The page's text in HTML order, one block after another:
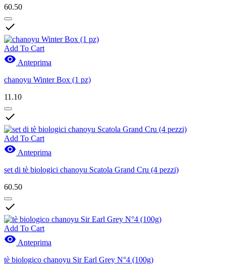
60.50

Add To Cart
 Anteprima
chanoyu Winter Box (1 pz)
11.10

Add To Cart
 Anteprima
set di tè biologici chanoyu Scatola Grand Cru (4 pezzi)
60.50

Add To Cart
 Anteprima
tè biologico chanoyu Sir Earl Grey N°4 (100g)